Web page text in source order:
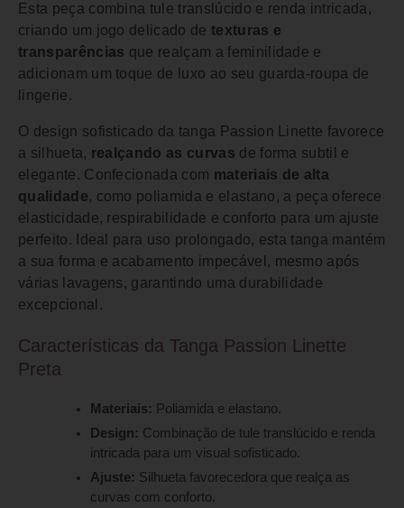
Esta peça combina tule translúcido e renda intricada,
criando um jogo delicado de texturas e
transparências que realçam a feminilidade e
adicionam um toque de luxo ao seu guarda-roupa de
lingerie.
O design sofisticado da tanga Passion Linette favorece
a silhueta, realçando as curvas de forma subtil e
elegante. Confecionada com materiais de alta
qualidade, como poliamida e elastano, a peça oferece
elasticidade, respirabilidade e conforto para um ajuste
perfeito. Ideal para uso prolongado, esta tanga mantém
a sua forma e acabamento impecável, mesmo após
várias lavagens, garantindo uma durabilidade
excepcional.
Características da Tanga Passion Linette
Preta
Materiais: Poliamida e elastano.
Design: Combinação de tule translúcido e renda
intricada para um visual sofisticado.
Ajuste: Silhueta favorecedora que realça as
curvas com conforto.